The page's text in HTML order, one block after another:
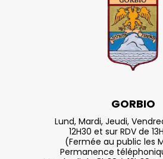
GORBIO
Lund, Mardi, Jeudi,
12H30 et sur RDV de
(Fermée au public les
Permanence